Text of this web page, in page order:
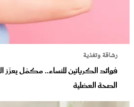
رشاقة وتغذية
فوائد الكرياتين للنساء.. مكمّل يعزّز
الصحة العضلية